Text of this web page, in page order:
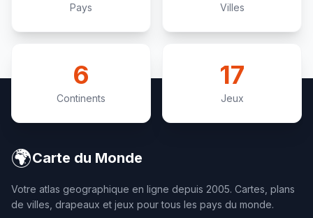
Pays Villes
6
Continents
17
Jeux
🌍Carte du Monde
Votre atlas geographique en ligne depuis 2005. Cartes, plans
de villes, drapeaux et jeux pour tous les pays du monde.